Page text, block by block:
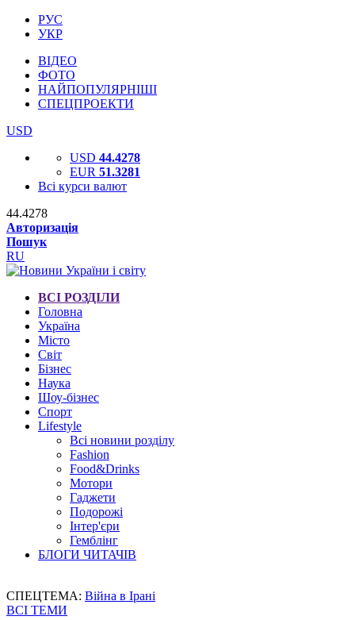
РУС
УКР
ВІДЕО
ФОТО
НАЙПОПУЛЯРНІШІ
СПЕЦПРОЕКТИ
USD
USD 44.4278
EUR 51.3281
Всі курси валют
44.4278
Авторизація
Пошук
RU
ВСІ РОЗДІЛИ
Головна
Україна
Місто
Світ
Бізнес
Наука
Шоу-бізнес
Спорт
Lifestyle
Всі новини розділу
Fashion
Food&Drinks
Мотори
Гаджети
Подорожі
Інтер'єри
Гемблінг
БЛОГИ ЧИТАЧІВ
СПЕЦТЕМА: Війна в Ірані
ВСІ ТЕМИ